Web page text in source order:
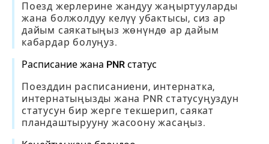
Поезд жерлерине жандуу жаңыртууларды
жана болжолдуу келүү убактысы, сиз ар
дайым саякатыңыз жөнүндө ар дайым
кабардар болуңуз.
Расписание жана PNR статус
Поезддин расписаниени, интернатка,
интернатыңызды жана PNR статусуңуздун
статусун бир жерге текшерип, саякат
пландаштырууну жасоону жасаңыз.